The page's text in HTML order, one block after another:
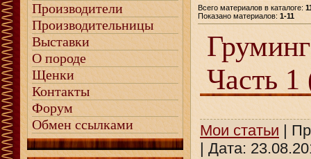
Производители
Производительницы
Выставки
О породе
Щенки
Контакты
Форум
Обмен ссылками
Всего материалов в каталоге:
Показано материалов: 1-11
Часть 1
Мои статьи |
| Дата: